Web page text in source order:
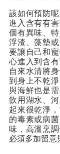
該如何預防
進入含有有
個有異味、
浮渣、藻墊
要讓自己和
心進入到含
自來水清將
到身上不乾
與海鮮也是
飲用湖水、
起來很乾淨
的毒素或病
味，高溫烹
必須多加留意